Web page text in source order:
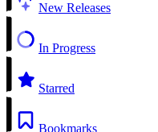
New Releases
In Progress
Starred
Bookmarks